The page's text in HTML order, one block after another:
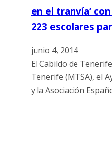
en el tranvía’
223 escolares
junio 4, 2014
El Cabildo de
Tenerife (MTSA), el
y la Asociación